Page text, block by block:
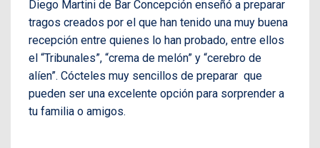
Diego Martini de Bar Concepción enseñó a preparar
tragos creados por el que han tenido una muy buena
recepción entre quienes lo han probado, entre ellos
el “Tribunales”, “crema de melón” y “cerebro de
alíen”. Cócteles muy sencillos de preparar que
pueden ser una excelente opción para sorprender a
tu familia o amigos.